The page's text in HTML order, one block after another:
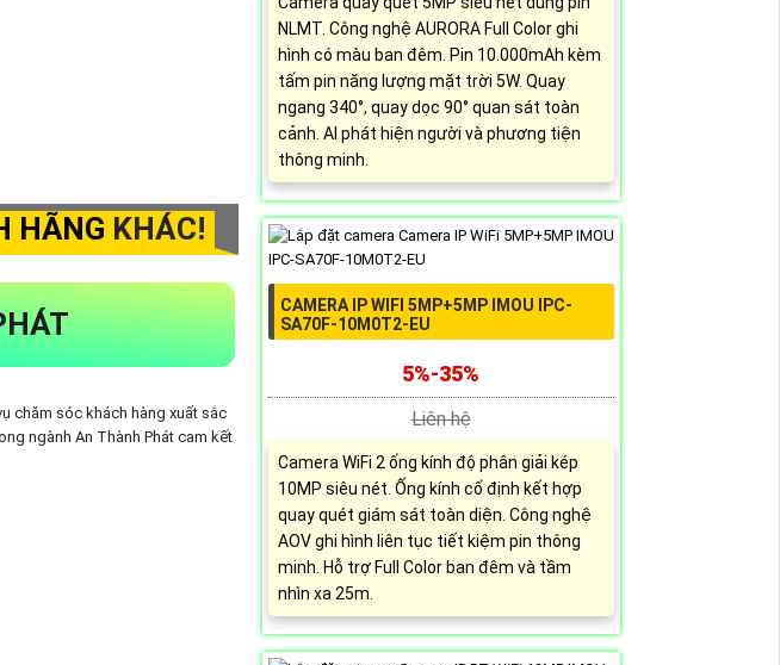
HÃNG KHÁC!
chăm sóc khách hàng xuất sắc
ngành An Thành Phát cam kết
NLMT. Công nghệ AURORA Full Color ghi
hình có màu ban đêm. Pin 10.000mAh kèm
tấm pin năng lượng mặt trời 5W. Quay
ngang 340°, quay dọc 90° quan sát toàn
cảnh. AI phát hiện người và phương tiện
thông minh.
CAMERA IP WIFI 5MP+5MP IMOU IPC-
SA70F-10M0T2-EU
5%-35%
Liên hệ
Camera WiFi 2 ống kính độ phân giải kép
10MP siêu nét. Ống kính cố định kết hợp
quay quét giám sát toàn diện. Công nghệ
AOV ghi hình liên tục tiết kiệm pin thông
minh. Hỗ trợ Full Color ban đêm và tầm
nhìn xa 25m.